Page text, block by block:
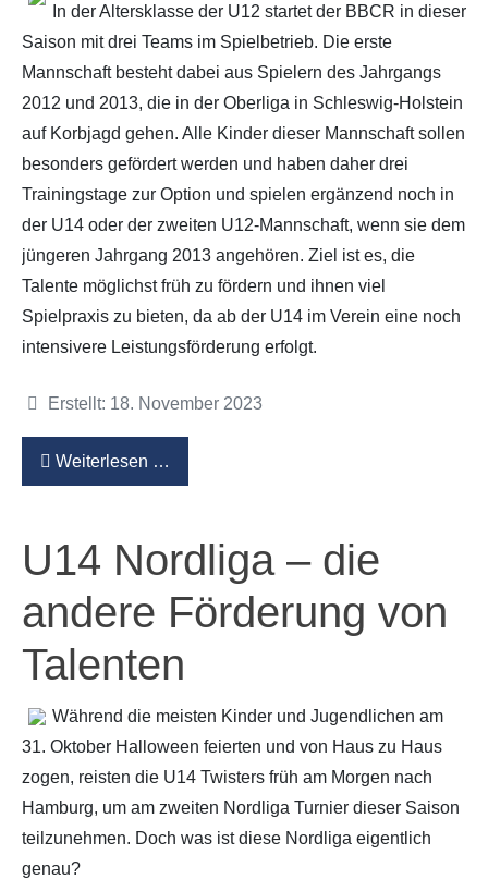
In der Altersklasse der U12 startet der BBCR in dieser
Saison mit drei Teams im Spielbetrieb. Die erste
Mannschaft besteht dabei aus Spielern des Jahrgangs
2012 und 2013, die in der Oberliga in Schleswig-Holstein
auf Korbjagd gehen. Alle Kinder dieser Mannschaft sollen
besonders gefördert werden und haben daher drei
Trainingstage zur Option und spielen ergänzend noch in
der U14 oder der zweiten U12-Mannschaft, wenn sie dem
jüngeren Jahrgang 2013 angehören. Ziel ist es, die
Talente möglichst früh zu fördern und ihnen viel
Spielpraxis zu bieten, da ab der U14 im Verein eine noch
intensivere Leistungsförderung erfolgt.
Details
Erstellt: 18. November 2023
Weiterlesen …
U14 Nordliga – die
andere Förderung von
Talenten
Während die meisten Kinder und Jugendlichen am
31. Oktober Halloween feierten und von Haus zu Haus
zogen, reisten die U14 Twisters früh am Morgen nach
Hamburg, um am zweiten Nordliga Turnier dieser Saison
teilzunehmen. Doch was ist diese Nordliga eigentlich
genau?
Partner
Historie
Hallenübersicht
Links zum BVSH u. a.
Trainerabrechnung
Rechtliches